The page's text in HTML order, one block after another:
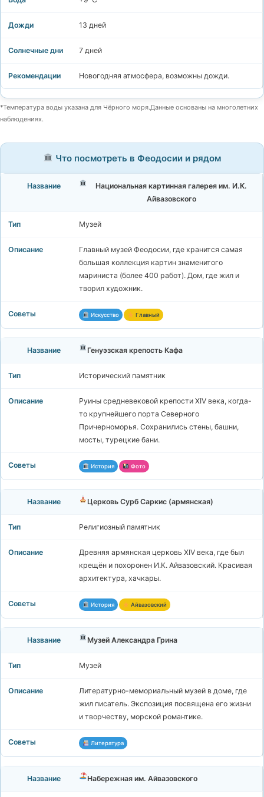
13 дней
7 дней
Новогодняя атмосфера, возможны дожди.
*Температура воды указана для Чёрного моря.Данные основаны на многолетних
наблюдениях.
Что посмотреть в Феодосии и рядом
Национальная картинная галерея им. И.К.
Айвазовского
Музей
Главный музей Феодосии, где хранится самая
большая коллекция картин знаменитого
мариниста (более 400 работ). Дом, где жил и
творил художник.
Искусство Главный
Генуэзская крепость Кафа
Исторический памятник
Руины средневековой крепости XIV века, когда-
то крупнейшего порта Северного
Причерноморья. Сохранились стены, башни,
мосты, турецкие бани.
История Фото
Церковь Сурб Саркис (армянская)
Религиозный памятник
Древняя армянская церковь XIV века, где был
крещён и похоронен И.К. Айвазовский. Красивая
архитектура, хачкары.
История Айвазовский
Музей Александра Грина
Музей
Литературно-мемориальный музей в доме, где
жил писатель. Экспозиция посвящена его жизни
и творчеству, морской романтике.
Литература
Набережная им. Айвазовского